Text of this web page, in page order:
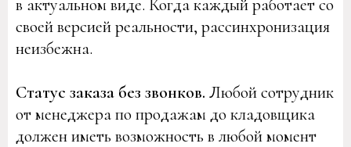
в актуальном виде. Когда каждый работает со
своей версией реальности, рассинхронизация
неизбежна.
Статус заказа без звонков. Любой сотрудник
от менеджера по продажам до кладовщика
должен иметь возможность в любой момент